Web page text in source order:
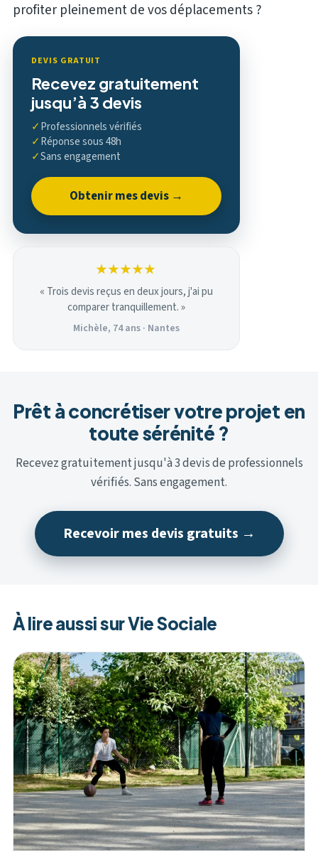
profiter pleinement de vos déplacements ?
DEVIS GRATUIT
Recevez gratuitement
jusqu’à 3 devis
✓Professionnels vérifiés
✓Réponse sous 48h
✓Sans engagement
Obtenir mes devis →
★★★★★
« Trois devis reçus en deux jours, j'ai pu
comparer tranquillement. »
Michèle, 74 ans · Nantes
Prêt à concrétiser votre projet en
toute sérénité ?
Recevez gratuitement jusqu'à 3 devis de professionnels
vérifiés. Sans engagement.
Recevoir mes devis gratuits →
À lire aussi sur Vie Sociale